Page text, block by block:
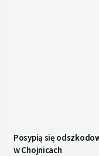
Posypią się
w Chojnicach